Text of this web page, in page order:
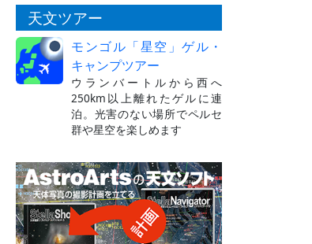
天文ツアー
モンゴル「星空」ゲル・
キャンプツアー
ウランバートルから西へ
250km以上離れたゲルに連
泊。光害のない場所でペルセ
群や星空を楽しめます